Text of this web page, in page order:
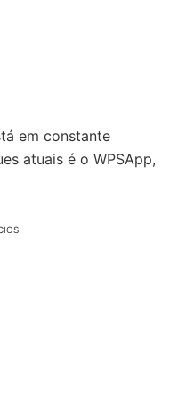
em constante
atuais é o WPSApp,